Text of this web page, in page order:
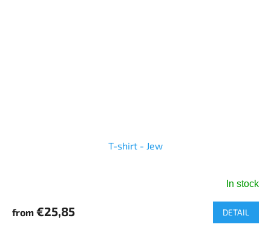
T-shirt - Jew
product
In stock
from €25,85 DETAIL